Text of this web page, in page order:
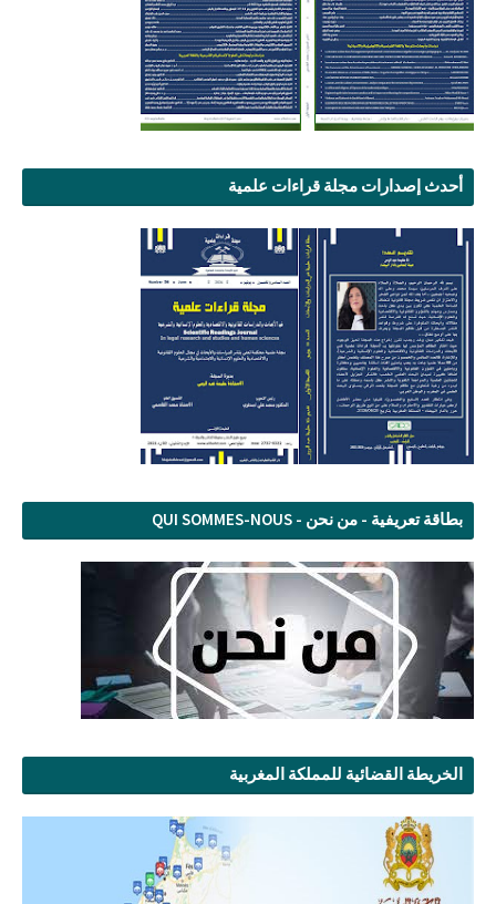
أحدث إصدارات مجلة قراءات علمية
بطاقة تعريفية - من نحن - QUI SOMMES-NOUS
الخريطة القضائية للمملكة المغربية